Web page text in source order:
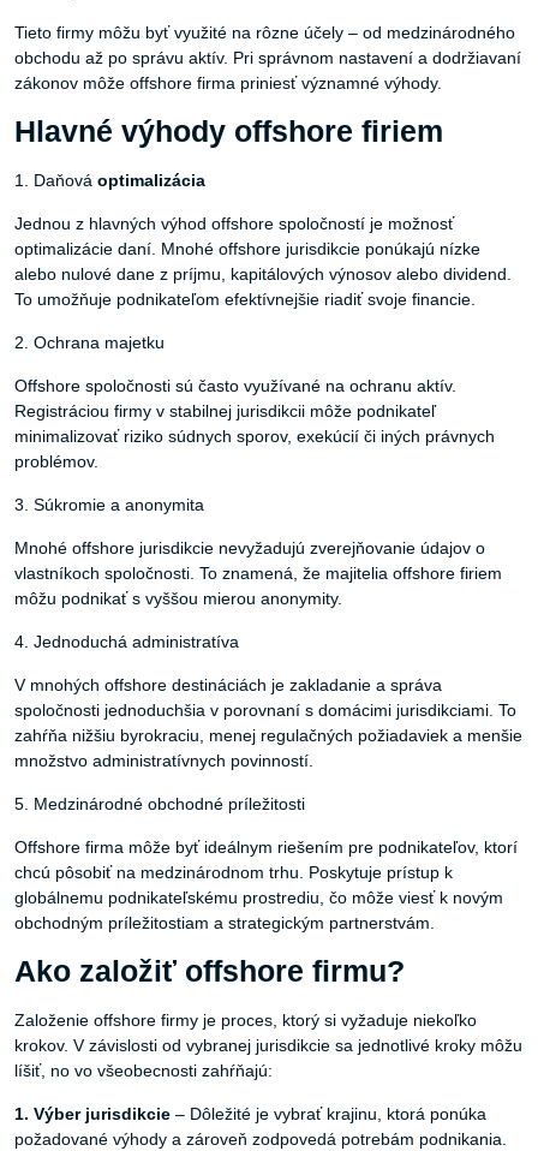
Tieto firmy môžu byť využité na rôzne účely – od medzinárodného
obchodu až po správu aktív. Pri správnom nastavení a dodržiavaní
zákonov môže offshore firma priniesť významné výhody.
Hlavné výhody offshore firiem
1. Daňová optimalizácia
Jednou z hlavných výhod offshore spoločností je možnosť
optimalizácie daní. Mnohé offshore jurisdikcie ponúkajú nízke
alebo nulové dane z príjmu, kapitálových výnosov alebo dividend.
To umožňuje podnikateľom efektívnejšie riadiť svoje financie.
2. Ochrana majetku
Offshore spoločnosti sú často využívané na ochranu aktív.
Registráciou firmy v stabilnej jurisdikcii môže podnikateľ
minimalizovať riziko súdnych sporov, exekúcií či iných právnych
problémov.
3. Súkromie a anonymita
Mnohé offshore jurisdikcie nevyžadujú zverejňovanie údajov o
vlastníkoch spoločnosti. To znamená, že majitelia offshore firiem
môžu podnikať s vyššou mierou anonymity.
4. Jednoduchá administratíva
V mnohých offshore destináciách je zakladanie a správa
spoločnosti jednoduchšia v porovnaní s domácimi jurisdikciami. To
zahŕňa nižšiu byrokraciu, menej regulačných požiadaviek a menšie
množstvo administratívnych povinností.
5. Medzinárodné obchodné príležitosti
Offshore firma môže byť ideálnym riešením pre podnikateľov, ktorí
chcú pôsobiť na medzinárodnom trhu. Poskytuje prístup k
globálnemu podnikateľskému prostrediu, čo môže viesť k novým
obchodným príležitostiam a strategickým partnerstvám.
Ako založiť offshore firmu?
Založenie offshore firmy je proces, ktorý si vyžaduje niekoľko
krokov. V závislosti od vybranej jurisdikcie sa jednotlivé kroky môžu
líšiť, no vo všeobecnosti zahŕňajú:
1. Výber jurisdikcie – Dôležité je vybrať krajinu, ktorá ponúka
požadované výhody a zároveň zodpovedá potrebám podnikania.